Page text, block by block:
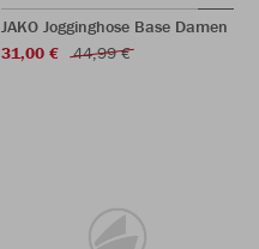
JAKO Jogginghose Base Damen
31,00 €
44,99 €